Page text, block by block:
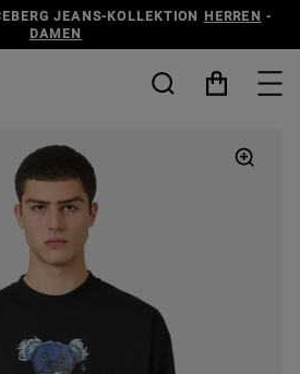
JEANS-KOLLEKTION HERREN -
DAMEN